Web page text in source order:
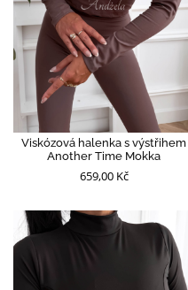
Viskózová halenka s výstřihem
Another Time Mokka
659,00 Kč